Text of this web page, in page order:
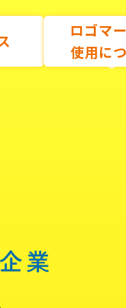
ロゴマ
使用に